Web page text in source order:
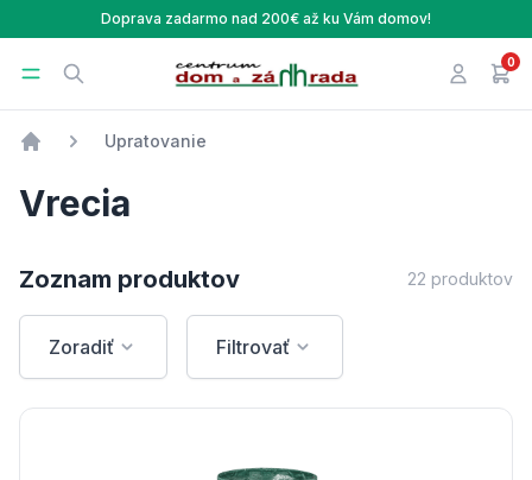
Doprava zadarmo nad 200€ až ku Vám domov!
Open menu
Search Centrum Dom a Záhrada 0
v
Upratovanie
Vrecia
Zoznam produktov 22 produktov
Zoradiť Filtrovať